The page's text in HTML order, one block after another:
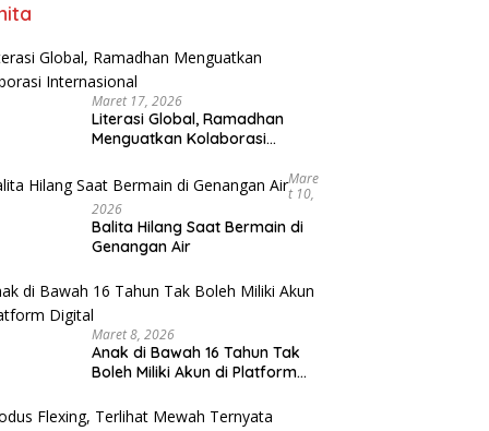
Maret 17, 2026
Literasi Global, Ramadhan
Menguatkan Kolaborasi
Mare
T 10,
2026
Balita Hilang Saat Bermain di
Genangan Air
Maret 8, 2026
Anak di Bawah 16 Tahun Tak
Boleh Miliki Akun di Platform